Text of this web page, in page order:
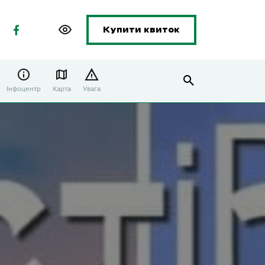
Купити квиток
Інфоцентр Карта Увага